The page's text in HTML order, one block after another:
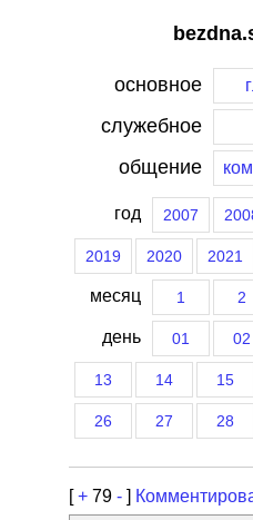
основное
служебное
общение
год 2007
2019 2020 2021
месяц 1 2
день 01 02
13 14 15
26 27 28
[+ 79 - ]